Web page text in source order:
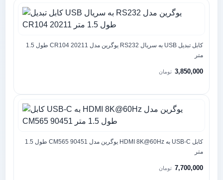
کابل تبدیل USB به سریال RS232 یوگرین مدل CR104 20211 طول 1.5
متر
3,850,000 تومان
کابل USB-C به HDMI 8K@60Hz یوگرین مدل CM565 90451 طول 1.5
متر
7,700,000 تومان